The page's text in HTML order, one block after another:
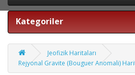
Kategoriler
Jeofizik Haritaları
Rejyonal Gravite (Bouguer Anomali)